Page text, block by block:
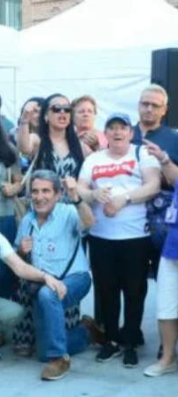
8M EN LEGANÉS: POR UNA